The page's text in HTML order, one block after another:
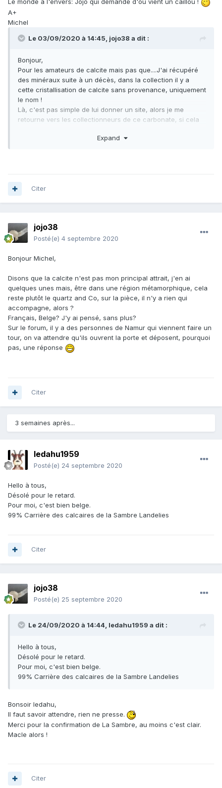
Le monde à l'envers: Jojo qui demande d'où vient un caillou !
A+
Michel
Le 03/09/2020 à 14:45, jojo38 a dit :
Bonjour,
Pour les amateurs de calcite mais pas que....J'ai récupéré
des minéraux suite à un décès, dans la collection il y a
cette cristallisation de calcite sans provenance, uniquement
le nom !
Là, c'est pas simple de lui donner un site, alors je me
retourne vers les collectionneurs de ce carbonate, si cela
Expand
Citer
jojo38
Posté(e) 4 septembre 2020
Bonjour Michel,
Disons que la calcite n'est pas mon principal attrait, j'en ai
quelques unes mais, être dans une région métamorphique, cela
reste plutôt le quartz and Co, sur la pièce, il n'y a rien qui
accompagne, alors ?
Français, Belge? J'y ai pensé, sans plus?
Sur le forum, il y a des personnes de Namur qui viennent faire un
tour, on va attendre qu'ils ouvrent la porte et déposent, pourquoi
pas, une réponse
Citer
3 semaines après...
ledahu1959
Posté(e) 24 septembre 2020
Hello à tous,
Désolé pour le retard.
Pour moi, c'est bien belge.
99% Carrière des calcaires de la Sambre Landelies
Citer
jojo38
Posté(e) 25 septembre 2020
Le 24/09/2020 à 14:44, ledahu1959 a dit :
Hello à tous,
Désolé pour le retard.
Pour moi, c'est bien belge.
99% Carrière des calcaires de la Sambre Landelies
Bonsoir ledahu,
Il faut savoir attendre, rien ne presse.
Merci pour la confirmation de La Sambre, au moins c'est clair.
Macle alors !
Citer